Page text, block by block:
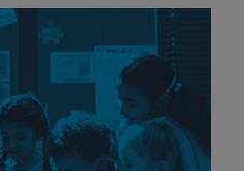
les amb
té el potencial de
l’educació creant